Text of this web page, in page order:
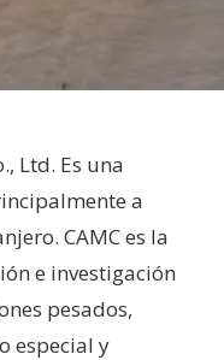
Ltd. Es una
a
CAMC es la
e investigación
pesados,
especial y